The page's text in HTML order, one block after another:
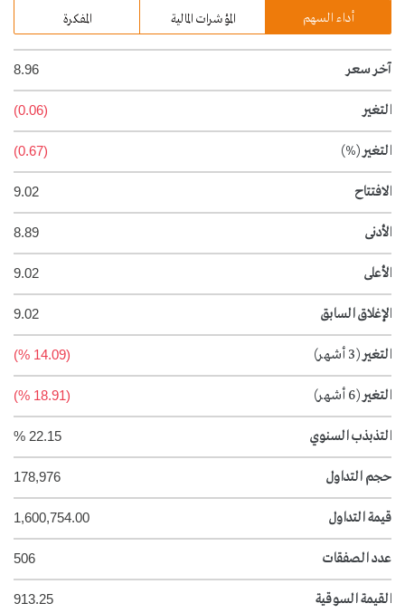
أداء السهم المؤشرات المالية المفكرة
آخر سعر 8.96
التغير (0.06)
التغير(%)
(0.67)
الافتتاح 9.02
الأدنى 8.89
الأعلى 9.02
الإغلاق السابق 9.02
التغير(3 أشهر) (14.09 %)
التغير(6 أشهر) (18.91 %)
التذبذب السنوي 22.15 %
حجم التداول 178,976
قيمة التداول 1,600,754.00
عدد الصفقات 506
القيمة السوقية 913.25